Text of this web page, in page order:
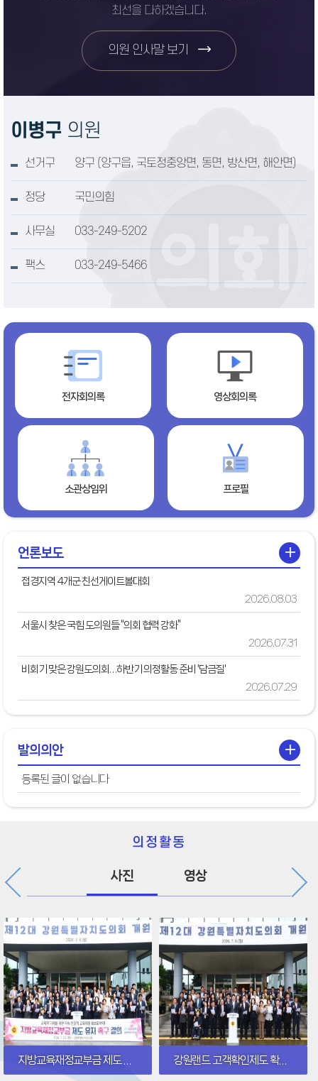
최선을 다하겠습니다.
의원 인사말 보기
이병구 의원
선거구 양구 (양구읍, 국토정중앙면, 동면, 방산면, 해안면)
정당 국민의힘
사무실 033-249-5202
팩스 033-249-5466
언론보도 +
접경지역 4개군 친선게이트볼대회
2026.08.03
서울시 찾은 국힘 도의원들 “의회 협력 강화”
2026.07.31
비회기 맞은 강원도의회…하반기 의정활동 준비 '담금질'
2026.07.29
발의의안 +
등록된 글이 없습니다
전자회의록 영상회의록
소관상임위 프로필
의정활동
사진 영상
강원랜드 고객확인제도 확대 재검토 촉구 결의